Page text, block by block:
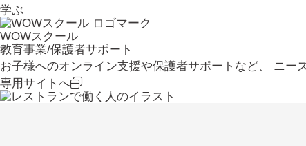
学ぶ
WOWスクール
教育事業/保護者サポート
お子様へのオンライン支援や保護者サポートなど、 ニー
専用サイトへ